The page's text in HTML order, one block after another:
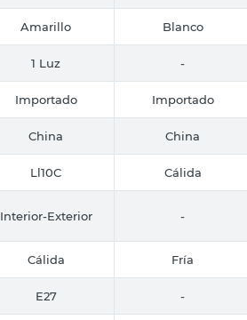
Amarillo Blanco
1 Luz -
Importado Importado
China China
Ll10C Cálida
Interior-Exterior -
Cálida Fría
E27 -